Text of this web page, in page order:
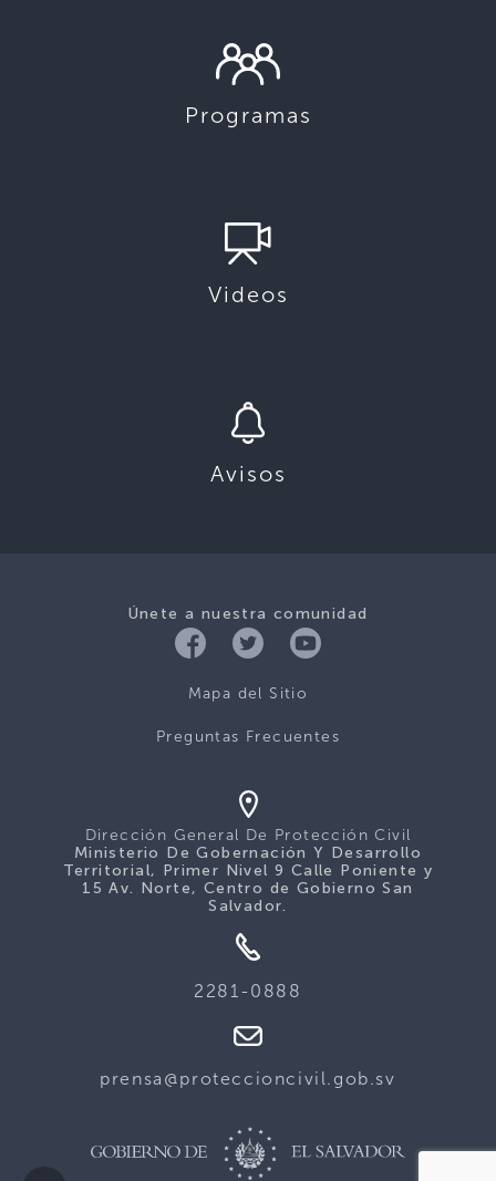
Programas
Videos
Avisos
Únete a nuestra comunidad
Mapa del Sitio
Preguntas Frecuentes
Dirección General De Protección Civil
Ministerio De Gobernación Y Desarrollo
Territorial, Primer Nivel 9 Calle Poniente y
15 Av. Norte, Centro de Gobierno San
Salvador.
2281-0888
prensa@proteccioncivil.gob.sv